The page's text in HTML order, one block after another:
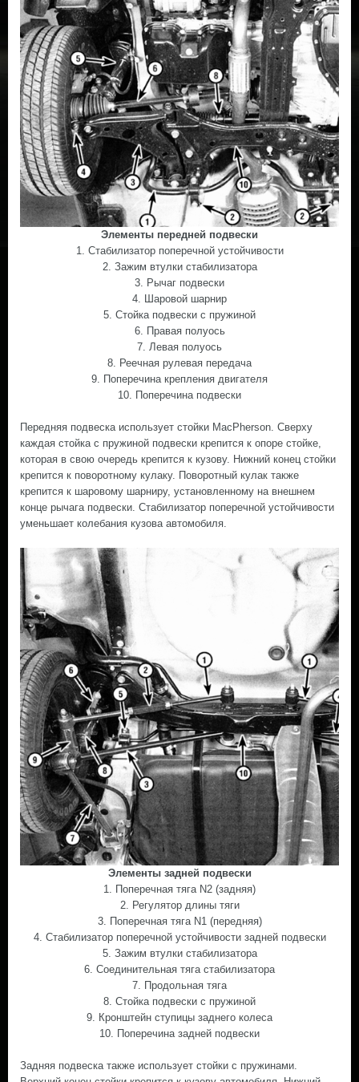
Элементы передней подвески
1. Стабилизатор поперечной устойчивости
2. Зажим втулки стабилизатора
3. Рычаг подвески
4. Шаровой шарнир
5. Стойка подвески с пружиной
6. Правая полуось
7. Левая полуось
8. Реечная рулевая передача
9. Поперечина крепления двигателя
10. Поперечина подвески
Передняя подвеска использует стойки MacPherson. Сверху
каждая стойка с пружиной подвески крепится к опоре стойке,
которая в свою очередь крепится к кузову. Нижний конец стойки
крепится к поворотному кулаку. Поворотный кулак также
крепится к шаровому шарниру, установленному на внешнем
конце рычага подвески. Стабилизатор поперечной устойчивости
уменьшает колебания кузова автомобиля.
Элементы задней подвески
1. Поперечная тяга N2 (задняя)
2. Регулятор длины тяги
3. Поперечная тяга N1 (передняя)
4. Стабилизатор поперечной устойчивости задней подвески
5. Зажим втулки стабилизатора
6. Соединительная тяга стабилизатора
7. Продольная тяга
8. Стойка подвески с пружиной
9. Кронштейн ступицы заднего колеса
10. Поперечина задней подвески
Задняя подвеска также использует стойки с пружинами.